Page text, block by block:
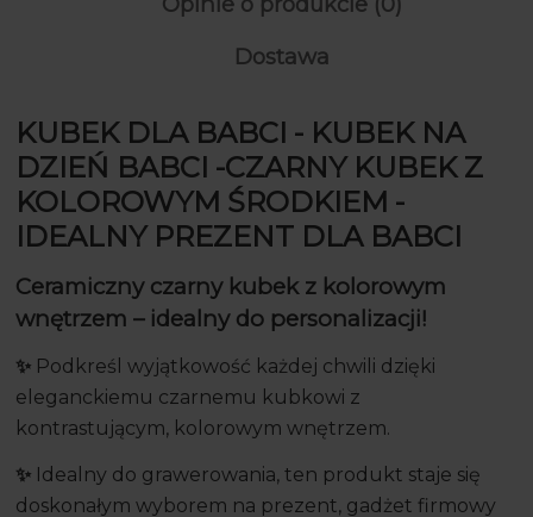
Dostawa
KUBEK DLA BABCI - KUBEK NA
DZIEŃ BABCI -CZARNY KUBEK Z
KOLOROWYM ŚRODKIEM -
IDEALNY PREZENT DLA BABCI
Ceramiczny czarny kubek z kolorowym
wnętrzem – idealny do personalizacji!
✨ Podkreśl wyjątkowość każdej chwili dzięki
eleganckiemu czarnemu kubkowi z
kontrastującym, kolorowym wnętrzem.
✨ Idealny do grawerowania, ten produkt staje się
doskonałym wyborem na prezent, gadżet firmowy